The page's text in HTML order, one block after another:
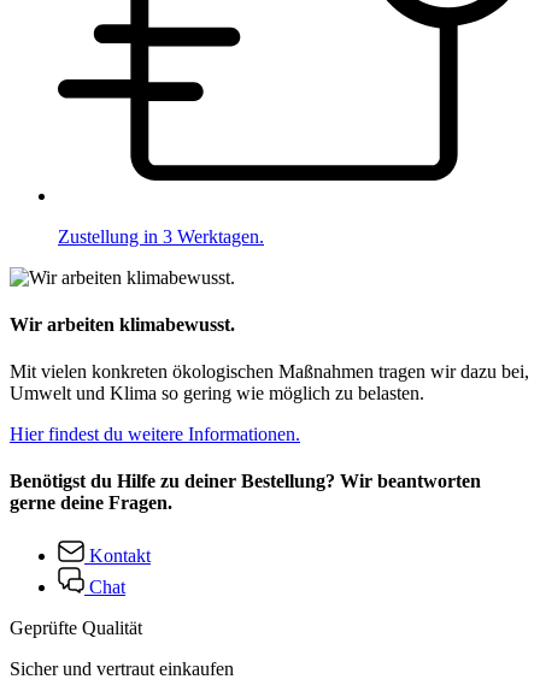
Zustellung in 3 Werktagen.
Wir arbeiten klimabewusst.
Mit vielen konkreten ökologischen Maßnahmen tragen wir dazu bei,
Umwelt und Klima so gering wie möglich zu belasten.
Hier findest du weitere Informationen.
Benötigst du Hilfe zu deiner Bestellung? Wir beantworten
gerne deine Fragen.
Kontakt
Chat
Geprüfte Qualität
Sicher und vertraut einkaufen